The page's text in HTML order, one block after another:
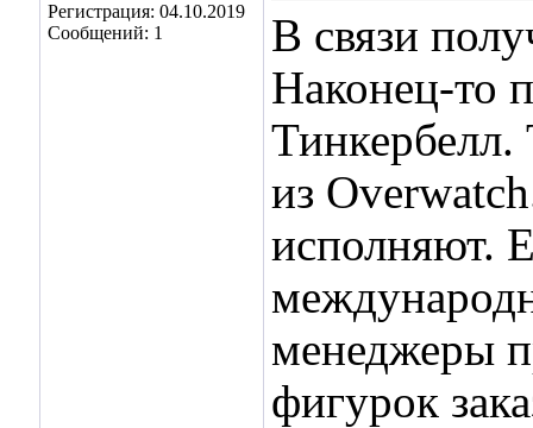
Регистрация: 04.10.2019
Сообщений: 1
В связи
Наконец-то
из
исполняют.
менеджеры
фигурок